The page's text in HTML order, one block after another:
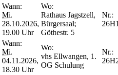
Wann:
Mi.
28.10.2026,
19.00 Uhr
Wo:
Rathaus Jagstzell,
Bürgersaal;
Göthestr. 5
Nr.:
Wann:
Mi.
04.11.2026,
18.30 Uhr
Wo:
vhs Ellwangen, 1.
OG Schulung
Nr.: